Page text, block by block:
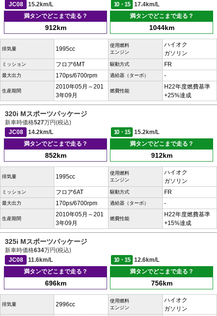
JC08 15.2km/L 10・15
17.4km/L
満タンでどこまで走る？
912km
満タンでどこまで走る？
1044km
排気量 1995cc
使用燃料
エンジン
ハイオク
ガソリン
ミッション フロア6MT 駆動方式 FR
最大出力 170ps/6700rpm 過給器（ターボ） -
生産期間
2010年05月～201
3年09月
燃費性能
H22年度燃費基準
+25%達成
320i Mスポーツパッケージ
新車時価格527万円(税込)
JC08
14.2km/L 10・15
15.2km/L
満タンでどこまで走る？
852km
満タンでどこまで走る？
912km
排気量 1995cc
使用燃料
エンジン
ハイオク
ガソリン
ミッション フロア6AT 駆動方式 FR
最大出力 170ps/6700rpm 過給器（ターボ） -
生産期間
2010年05月～201
3年09月
燃費性能
H22年度燃費基準
+15%達成
325i Mスポーツパッケージ
新車時価格634万円(税込)
JC08
11.6km/L 10・15
12.6km/L
満タンでどこまで走る？
696km
満タンでどこまで走る？
756km
排気量 2996cc
使用燃料
エンジン
ハイオク
ガソリン